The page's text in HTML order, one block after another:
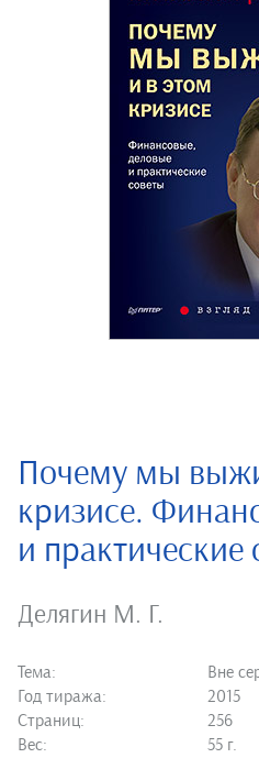
Почему мы
кризисе.
и практические
Делягин М. Г.
Тема:
Вне
Год тиража:
2015
Страниц:
256
Вес:
55 г.